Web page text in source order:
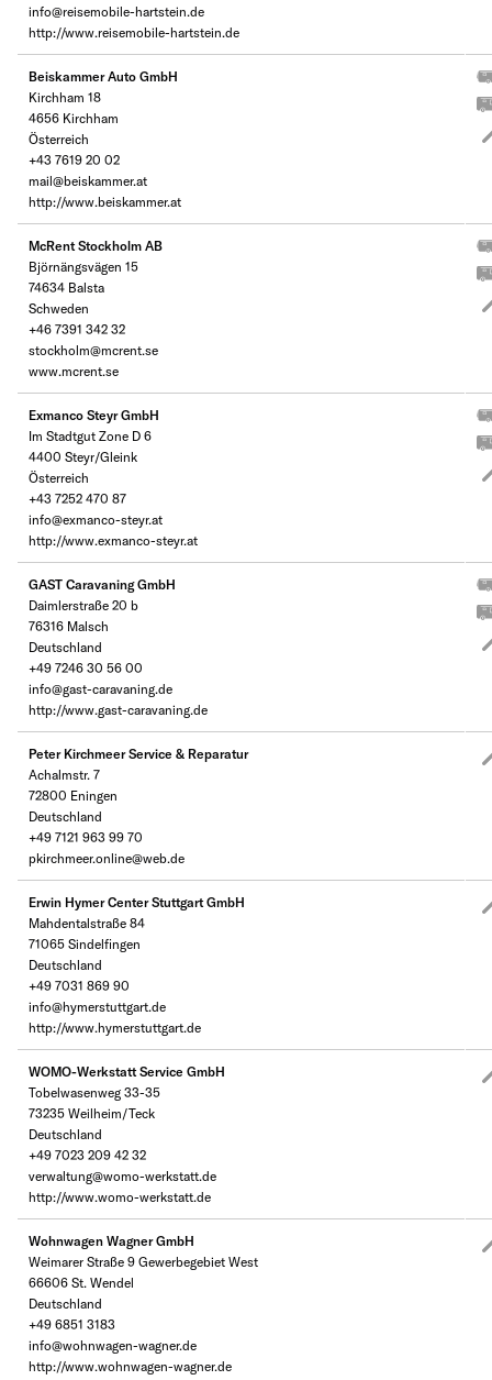
info@reisemobile-hartstein.de
http://www.reisemobile-hartstein.de
Beiskammer Auto GmbH
Kirchham 18
4656 Kirchham
Österreich
+43 7619 20 02
mail@beiskammer.at
http://www.beiskammer.at
McRent Stockholm AB
Björnängsvägen 15
74634 Balsta
Schweden
+46 7391 342 32
stockholm@mcrent.se
www.mcrent.se
Exmanco Steyr GmbH
Im Stadtgut Zone D 6
4400 Steyr/Gleink
Österreich
+43 7252 470 87
info@exmanco-steyr.at
http://www.exmanco-steyr.at
GAST Caravaning GmbH
Daimlerstraße 20 b
76316 Malsch
Deutschland
+49 7246 30 56 00
info@gast-caravaning.de
http://www.gast-caravaning.de
Peter Kirchmeer Service & Reparatur
Achalmstr. 7
72800 Eningen
Deutschland
+49 7121 963 99 70
pkirchmeer.online@web.de
Erwin Hymer Center Stuttgart GmbH
Mahdentalstraße 84
71065 Sindelfingen
Deutschland
+49 7031 869 90
info@hymerstuttgart.de
http://www.hymerstuttgart.de
WOMO-Werkstatt Service GmbH
Tobelwasenweg 33-35
73235 Weilheim/Teck
Deutschland
+49 7023 209 42 32
verwaltung@womo-werkstatt.de
http://www.womo-werkstatt.de
Wohnwagen Wagner GmbH
Weimarer Straße 9 Gewerbegebiet West
66606 St. Wendel
Deutschland
+49 6851 3183
info@wohnwagen-wagner.de
http://www.wohnwagen-wagner.de